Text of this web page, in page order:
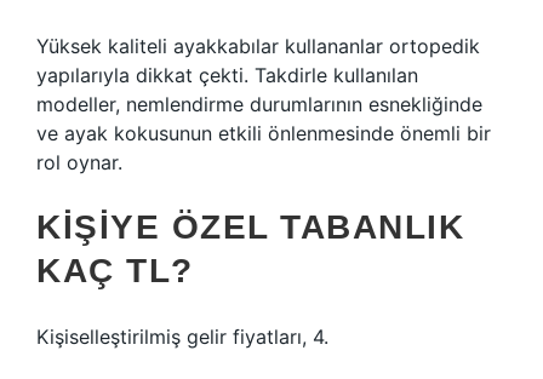
Yüksek kaliteli ayakkabılar kullananlar ortopedik
yapılarıyla dikkat çekti. Takdirle kullanılan
modeller, nemlendirme durumlarının esnekliğinde
ve ayak kokusunun etkili önlenmesinde önemli bir
rol oynar.
KIŞIYE ÖZEL TABANLIK
KAÇ TL?
Kişiselleştirilmiş gelir fiyatları, 4.